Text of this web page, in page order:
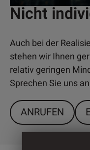
Nicht
Auch bei der
stehen wir Ihnen
relativ geringen
Sprechen Sie uns
ANRUFEN